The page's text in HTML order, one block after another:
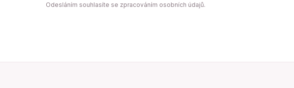
Odesláním souhlasíte se zpracováním osobních údajů.